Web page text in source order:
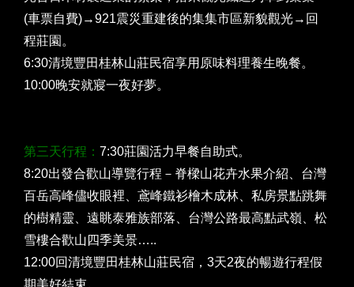
(車票自費)→921震災重建後的集集市區新貌觀光→回
程莊園。
6:30清境豐田桂林山莊民宿享用原味料理養生晚餐。
10:00晚安就寢一夜好夢。
第三天行程： 7:30莊園活力早餐自助式。
8:20出發合歡山導覽行程－脊樑山花卉水果介紹、台灣
百岳高峰儘收眼裡、鳶峰鐵衫檜木成林、私房景點跳舞
的樹精靈、遠眺泰雅族部落、台灣公路最高點武嶺、松
雪樓合歡山四季美景…..
12:00回清境豐田桂林山莊民宿，3天2夜的暢遊行程假
期美好結束。